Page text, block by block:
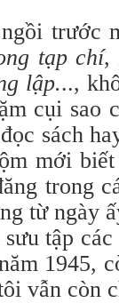
trước
tạp chí,
lập...,
cụi sao
sách
mới biết
trong
từ ngày
tập
1945,
vẫn còn